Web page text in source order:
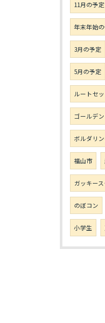
11月の予定
年末年始
3月の予定
5月の予定
ルートセッ
ゴールデ
ボルダリ
福山市
ガッキー
のぼコン
小学生